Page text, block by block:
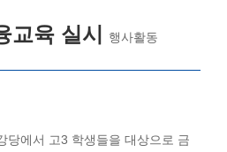
교육 실시 행사활동
당에서 고3 학생들을 대상으로 금